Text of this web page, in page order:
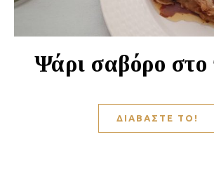
Ψάρι σαβόρο στο
ΔΙΑΒΆΣΤΕ ΤΟ!